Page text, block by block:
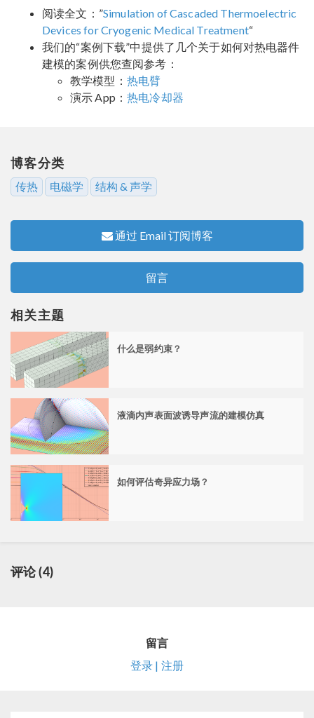
阅读全文：”Simulation of Cascaded Thermoelectric
Devices for Cryogenic Medical Treatment“
我们的“案例下载”中提供了几个关于如何对热电器件
建模的案例供您查阅参考：
教学模型： 热电臂
演示 App：热电冷却器
博客分类
传热 电磁学 结构 & 声学
通过 Email 订阅博客
留言
相关主题
什么是弱约束？
液滴内声表面波诱导声流的建模仿真
如何评估奇异应力场？
评论 (4)
留言
登录 | 注册